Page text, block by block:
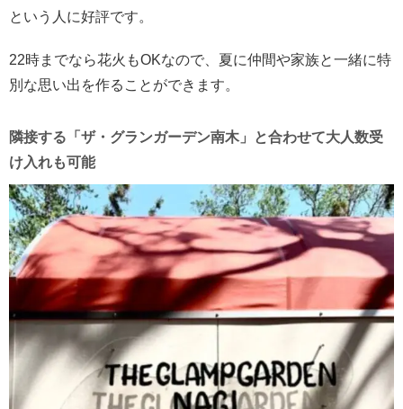
という人に好評です。
22時までなら花火もOKなので、夏に仲間や家族と一緒に特
別な思い出を作ることができます。
隣接する「ザ・グランガーデン南木」と合わせて大人数受
け入れも可能